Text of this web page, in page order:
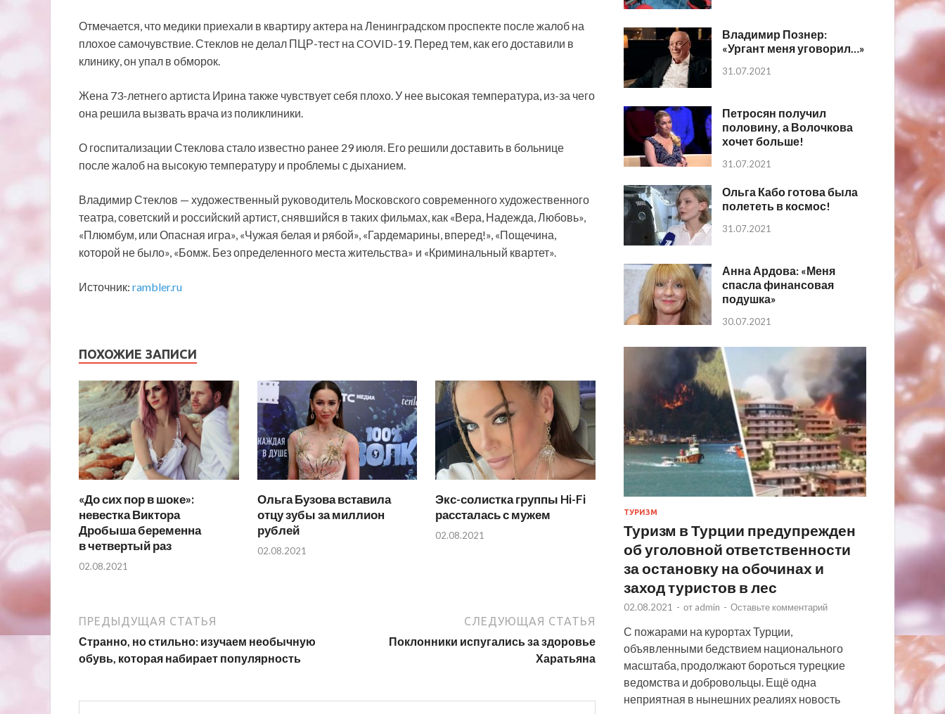
Отмечается, что медики приехали в квартиру актера на Ленинградском проспекте после жалоб на
плохое самочувствие. Стеклов не делал ПЦР-тест на COVID-19. Перед тем, как его доставили в
клинику, он упал в обморок.
Жена 73-летнего артиста Ирина также чувствует себя плохо. У нее высокая температура, из-за чего
она решила вызвать врача из поликлиники.
О госпитализации Стеклова стало известно ранее 29 июля. Его решили доставить в больнице
после жалоб на высокую температуру и проблемы с дыханием.
Владимир Стеклов — художественный руководитель Московского современного художественного
театра, советский и российский артист, снявшийся в таких фильмах, как «Вера, Надежда, Любовь»,
«Плюмбум, или Опасная игра», «Чужая белая и рябой», «Гардемарины, вперед!», «Пощечина,
которой не было», «Бомж. Без определенного места жительства» и «Криминальный квартет».
Источник: rambler.ru
ПОХОЖИЕ ЗАПИСИ
«До сих пор в шоке»:
невестка Виктора
Дробыша беременна
в четвертый раз
02.08.2021
Ольга Бузова вставила
отцу зубы за миллион
рублей
02.08.2021
Экс-солистка группы Hi-Fi
рассталась с мужем
02.08.2021
ПРЕДЫДУЩАЯ СТАТЬЯ
Странно, но стильно: изучаем необычную
обувь, которая набирает популярность
СЛЕДУЮЩАЯ СТАТЬЯ
Поклонники испугались за здоровье
Харатьяна
Владимир Познер:
«Ургант меня уговорил…»
31.07.2021
Петросян получил
половину, а Волочкова
хочет больше!
31.07.2021
Ольга Кабо готова была
полететь в космос!
31.07.2021
Анна Ардова: «Меня
спасла финансовая
подушка»
30.07.2021
ТУРИЗМ
Туризм в Турции предупрежден
об уголовной ответственности
за остановку на обочинах и
заход туристов в лес
02.08.2021 - от admin - Оставьте комментарий
С пожарами на курортах Турции,
объявленными бедствием национального
масштаба, продолжают бороться турецкие
ведомства и добровольцы. Ещё одна
неприятная в нынешних реалиях новость